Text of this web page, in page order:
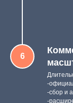
-
-сбор и
-